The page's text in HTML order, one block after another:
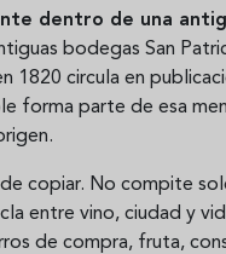
dentro de una
bodegas San
1820 circula en
forma parte de esa
copiar. No compite
entre vino, ciudad y
de compra, fruta,